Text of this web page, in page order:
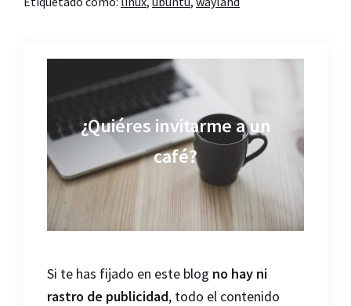
¿Quiéres invitarme a un
café?
Si te has fijado en este blog no hay ni
rastro de publicidad, todo el contenido